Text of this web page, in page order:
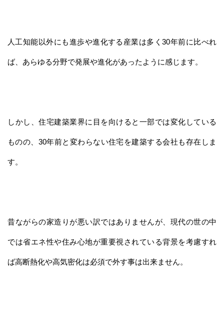
人工知能以外にも進歩や進化する産業は多く30年前に比べれ
ば、あらゆる分野で発展や進化があったように感じます。
しかし、住宅建築業界に目を向けると一部では変化している
ものの、30年前と変わらない住宅を建築する会社も存在しま
す。
昔ながらの家造りが悪い訳ではありませんが、現代の世の中
では省エネ性や住み心地が重要視されている背景を考慮すれ
ば高断熱化や高気密化は必須で外す事は出来ません。